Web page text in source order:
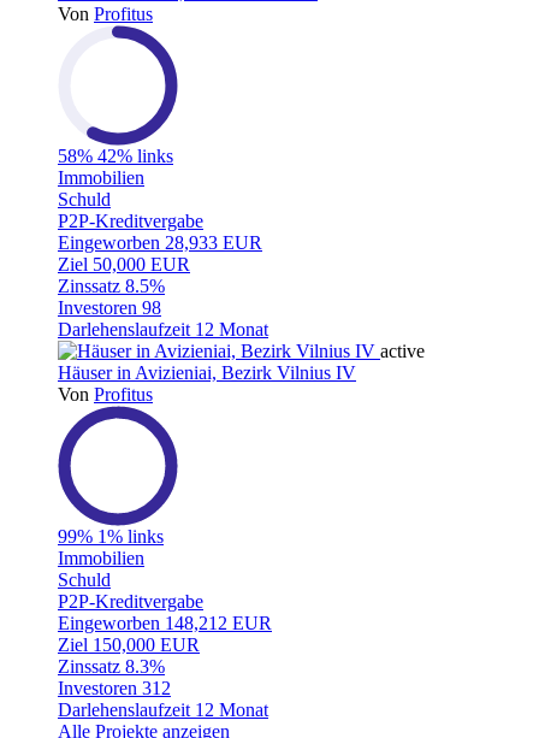
Von Profitus
58% 42% links
Immobilien
Schuld
P2P-Kreditvergabe
Eingeworben 28,933 EUR
Ziel 50,000 EUR
Zinssatz 8.5%
Investoren 98
Darlehenslaufzeit 12 Monat
active
Häuser in Avizieniai, Bezirk Vilnius IV
Von Profitus
99% 1% links
Immobilien
Schuld
P2P-Kreditvergabe
Eingeworben 148,212 EUR
Ziel 150,000 EUR
Zinssatz 8.3%
Investoren 312
Darlehenslaufzeit 12 Monat
Alle Projekte anzeigen